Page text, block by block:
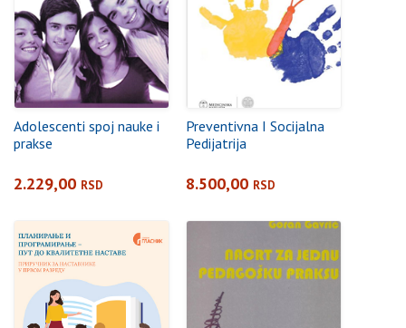
Adolescenti spoj nauke i
prakse
2.229,00 RSD
Preventivna I Socijalna
Pedijatrija
8.500,00 RSD